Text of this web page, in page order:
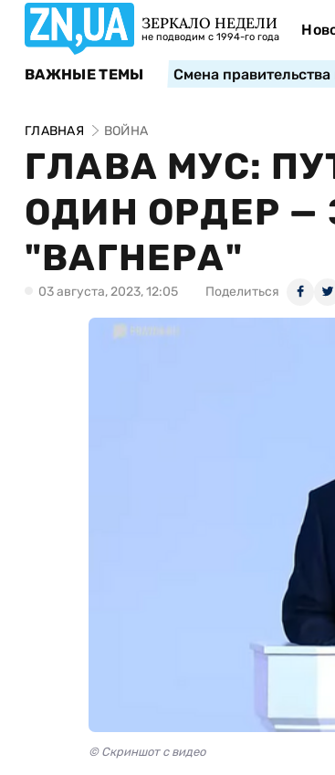
ЗЕРКАЛО НЕДЕЛИ
не подводим с 1994-го года
ВАЖНЫЕ ТЕМЫ Смена
ГЛАВНАЯ ВОЙНА
ГЛАВА МУС:
ОДИН ОРДЕР —
"ВАГНЕРА"
03 августа, 2023, 12:05 Поделиться
© Скриншот с видео